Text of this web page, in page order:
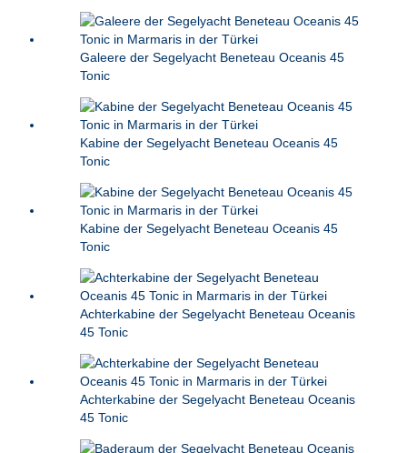
Galeere der Segelyacht Beneteau Oceanis 45
Tonic
Kabine der Segelyacht Beneteau Oceanis 45
Tonic
Kabine der Segelyacht Beneteau Oceanis 45
Tonic
Achterkabine der Segelyacht Beneteau Oceanis
45 Tonic
Achterkabine der Segelyacht Beneteau Oceanis
45 Tonic